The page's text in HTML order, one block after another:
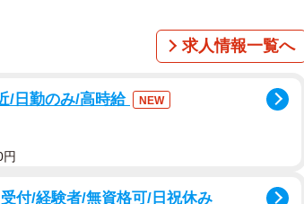
もずっと、近くで不正を働かないよう見張り
うのが仕事でした」
求人情報一覧へ
/日勤のみ/高時給 NEW
付/経験者/無資格可/日祝休み